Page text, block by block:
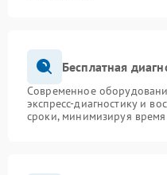
Бесплатная
Современное
экспресс-диагностику и
сроки, минимизируя время